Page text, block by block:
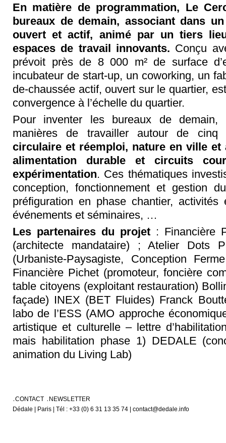
En matière de programmation, Le
bureaux de demain, associant dans
ouvert et actif, animé par un tiers
espaces de travail innovants. Conçu
prévoit près de 8 000 m² de surface
incubateur de start-up, un coworking, un
de-chaussée actif, ouvert sur le quartier,
convergence à l’échelle du quartier.
Pour inventer les bureaux de demain,
manières de travailler autour de
circulaire et réemploi, nature en ville
alimentation durable et circuits
expérimentation. Ces thématiques
conception, fonctionnement et gestion
préfiguration en phase chantier,
événements et séminaires, …
Les partenaires du projet : Financière
(architecte mandataire) ; Atelier Dots
(Urbaniste-Paysagiste, Conception
Financière Pichet (promoteur, foncière
table citoyens (exploitant restauration)
façade) INEX (BET Fluides) Franck
labo de l’ESS (AMO approche
artistique et culturelle – lettre
mais habilitation phase 1) DEDALE
animation du Living Lab)
CONTACT
NEWSLETTER
Dédale | Paris | Tél : +33 (0) 6 31 13 35 74 | contact@dedale.info